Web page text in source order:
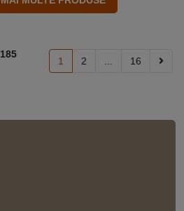
185
1 2 16